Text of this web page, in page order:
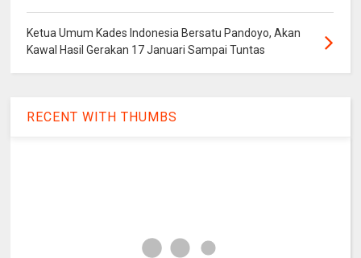
Ketua Umum Kades Indonesia Bersatu Pandoyo, Akan
Kawal Hasil Gerakan 17 Januari Sampai Tuntas
RECENT WITH THUMBS